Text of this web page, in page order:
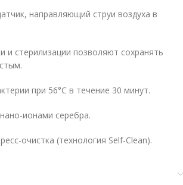
направляющий струи воздуха в
и стерилизации позволяют сохранять
при 56°C в течение 30 минут.
ионами серебра.
очистка (технология Self-Clean).